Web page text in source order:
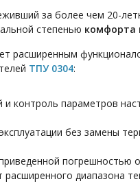
за более чем 20-
степенью комфорта
расширенным
ТПУ 0304:
контроль параметров
без замены
погрешностью
диапазона